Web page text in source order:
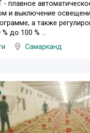
плавное
и выключение
а также
до 100 % ...
Самарканд